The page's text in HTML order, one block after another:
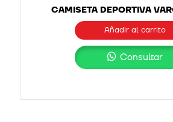
CAMISETA DEPORTIVA
Añadir al carrito
Consultar